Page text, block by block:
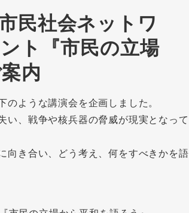
民社会ネットワ
ト『市民の立場
内
ような講演会を企画しました。
い、戦争や核兵器の脅威が現実となって
向き合い、どう考え、何をすべきかを語